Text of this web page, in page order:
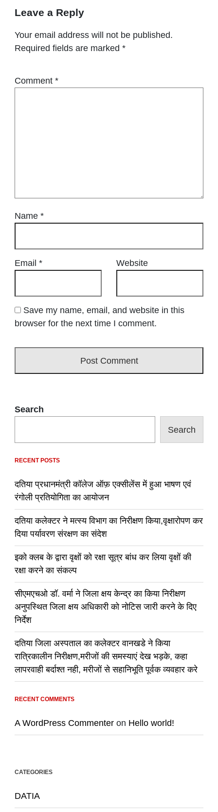
Leave a Reply
Your email address will not be published.
Required fields are marked *
Comment *
Name *
Email * Website
Save my name, email, and website in this
browser for the next time I comment.
Search
Search
RECENT POSTS
दतिया प्रधानमंत्री कॉलेज ऑफ़ एक्सीलेंस में हुआ भाषण एवं
रंगोली प्रतियोगिता का आयोजन
दतिया कलेक्टर ने मत्स्य विभाग का निरीक्षण किया,वृक्षारोपण कर
दिया पर्यावरण संरक्षण का संदेश
इको क्लब के द्वारा वृक्षों को रक्षा सूत्र बांध कर लिया वृक्षों की
रक्षा करने का संकल्प
सीएमएचओ डॉ. वर्मा ने जिला क्षय केन्द्र का किया निरीक्षण
अनुपस्थित जिला क्षय अधिकारी को नोटिस जारी करने के दिए
निर्देश
दतिया जिला अस्पताल का कलेक्टर वानखडे ने किया
रात्रिकालीन निरीक्षण,मरीजों की समस्याएं देख भड़के, कहा
लापरवाही बर्दाश्त नही, मरीजों से सहानिभूति पूर्वक व्यवहार करे
RECENT COMMENTS
A WordPress Commenter on Hello world!
CATEGORIES
DATIA